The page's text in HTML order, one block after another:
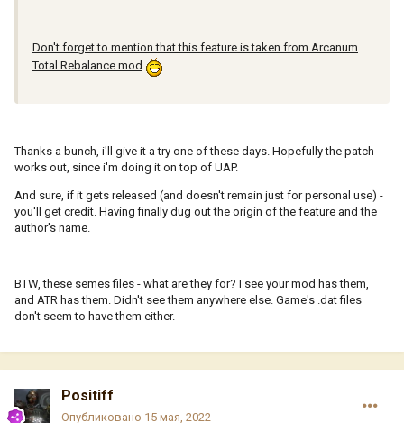
Don't forget to mention that this feature is taken from Arcanum
Total Rebalance mod
Thanks a bunch, i'll give it a try one of these days. Hopefully the patch
works out, since i'm doing it on top of UAP.
And sure, if it gets released (and doesn't remain just for personal use) -
you'll get credit. Having finally dug out the origin of the feature and the
author's name.
BTW, these semes files - what are they for? I see your mod has them,
and ATR has them. Didn't see them anywhere else. Game's .dat files
don't seem to have them either.
Positiff
Опубликовано 15 мая, 2022